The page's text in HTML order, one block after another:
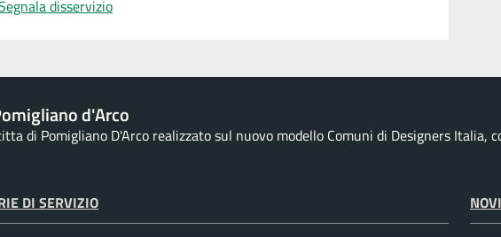
disservizio
d'Arco
di Pomigliano D'Arco realizzato sul nuovo modello Comuni di Designers Italia,
DI SERVIZIO